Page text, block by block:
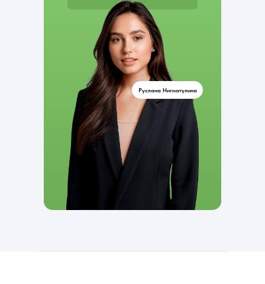
Руслана Нигматулина